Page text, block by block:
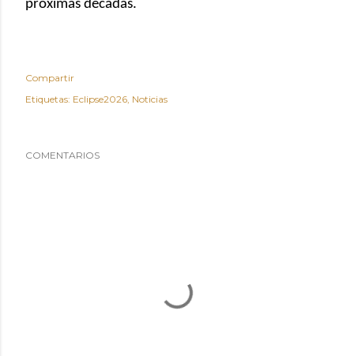
próximas décadas.
Compartir
Etiquetas: Eclipse2026 Noticias
COMENTARIOS